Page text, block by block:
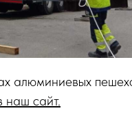
алюминиевых
наш сайт.